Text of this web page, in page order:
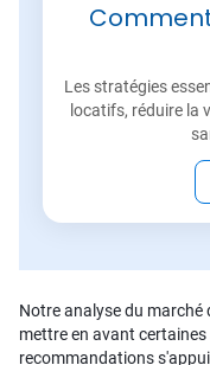
Les stratégies
locatifs, réduire la
Notre analyse du marché
mettre en avant
recommandations